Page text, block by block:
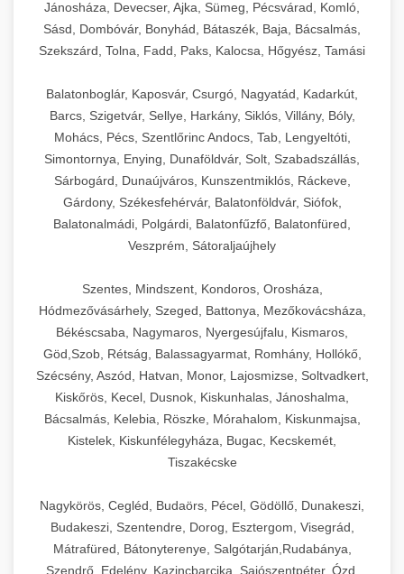
Jánosháza, Devecser, Ajka, Sümeg, Pécsvárad, Komló,
Sásd, Dombóvár, Bonyhád, Bátaszék, Baja, Bácsalmás,
Szekszárd, Tolna, Fadd, Paks, Kalocsa, Hőgyész, Tamási
Balatonboglár, Kaposvár, Csurgó, Nagyatád, Kadarkút,
Barcs, Szigetvár, Sellye, Harkány, Siklós, Villány, Bóly,
Mohács, Pécs, Szentlőrinc Andocs, Tab, Lengyeltóti,
Simontornya, Enying, Dunaföldvár, Solt, Szabadszállás,
Sárbogárd, Dunaújváros, Kunszentmiklós, Ráckeve,
Gárdony, Székesfehérvár, Balatonföldvár, Siófok,
Balatonalmádi, Polgárdi, Balatonfűzfő, Balatonfüred,
Veszprém, Sátoraljaújhely
Szentes, Mindszent, Kondoros, Orosháza,
Hódmezővásárhely, Szeged, Battonya, Mezőkovácsháza,
Békéscsaba, Nagymaros, Nyergesújfalu, Kismaros,
Göd,Szob, Rétság, Balassagyarmat, Romhány, Hollókő,
Szécsény, Aszód, Hatvan, Monor, Lajosmizse, Soltvadkert,
Kiskőrös, Kecel, Dusnok, Kiskunhalas, Jánoshalma,
Bácsalmás, Kelebia, Röszke, Mórahalom, Kiskunmajsa,
Kistelek, Kiskunfélegyháza, Bugac, Kecskemét,
Tiszakécske
Nagykörös, Cegléd, Budaörs, Pécel, Gödöllő, Dunakeszi,
Budakeszi, Szentendre, Dorog, Esztergom, Visegrád,
Mátrafüred, Bátonyterenye, Salgótarján,Rudabánya,
Szendrő, Edelény, Kazincbarcika, Sajószentpéter, Ózd,